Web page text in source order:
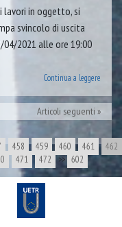
lavori in oggetto, si
svincolo di uscita
04/2021 alle ore 19:00
Continua a leggere
Articoli seguenti
458 459 460 461
462
471 472 >> 602